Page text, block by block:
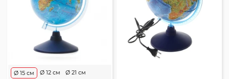
Ø 12 см
Ø 21 см
Ø 15 см